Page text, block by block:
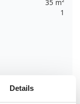
35 m²
1
Details